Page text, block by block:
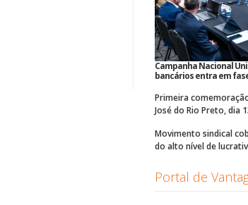
Campanha Nacional
bancários entra em
Primeira
José do Rio Preto, dia
Movimento sindical
do alto nível de
Portal de